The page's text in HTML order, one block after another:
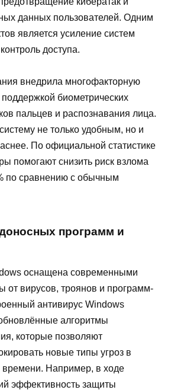
данных пользователей. Одним
является усиление систем
доступа.
внедрила многофакторную
биометрических
пальцев и распознавания лица.
не только удобным, но и
По официальной статистике
помогают снизить риск взлома
по сравнению с обычным
программ и
оснащена современными
от вирусов, троянов и программ-
антивирус Windows
алгоритмы
которые позволяют
новые типы угроз в
времени. Например, в ходе
эффективность защиты